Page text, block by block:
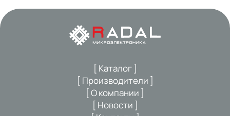
[ Каталог ]
[ Производители ]
[ О компании ]
[ Новости ]